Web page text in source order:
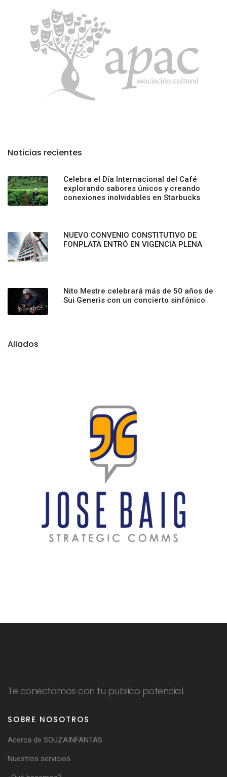
Noticias recientes
Celebra el Día Internacional del Café
explorando sabores únicos y creando
conexiones inolvidables en Starbucks
NUEVO CONVENIO CONSTITUTIVO DE
FONPLATA ENTRÓ EN VIGENCIA PLENA
Nito Mestre celebrará más de 50 años de
Sui Generis con un concierto sinfónico
Aliados
Te conectamos con tu publico potencial.
SOBRE NOSOTROS
Acerca de SOUZAINFANTAS
Nuestros servicios